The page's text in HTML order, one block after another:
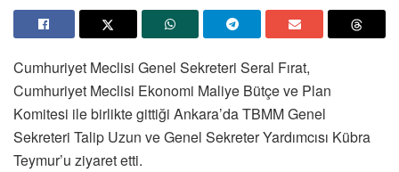
Cumhuriyet Meclisi Genel Sekreteri Seral Fırat,
Cumhuriyet Meclisi Ekonomi Maliye Bütçe ve Plan
Komitesi ile birlikte gittiği Ankara’da TBMM Genel
Sekreteri Talip Uzun ve Genel Sekreter Yardımcısı Kübra
Teymur’u ziyaret etti.